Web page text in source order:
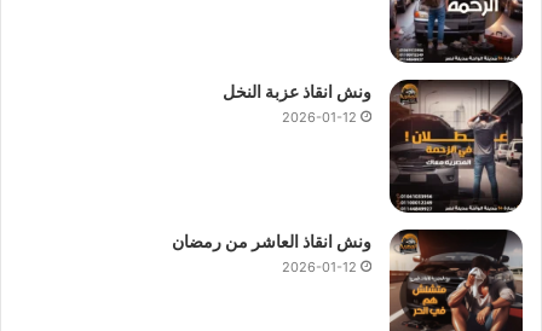
ونش انقاذ عزبة النخل
2026-01-12
ونش انقاذ العاشر من رمضان
2026-01-12